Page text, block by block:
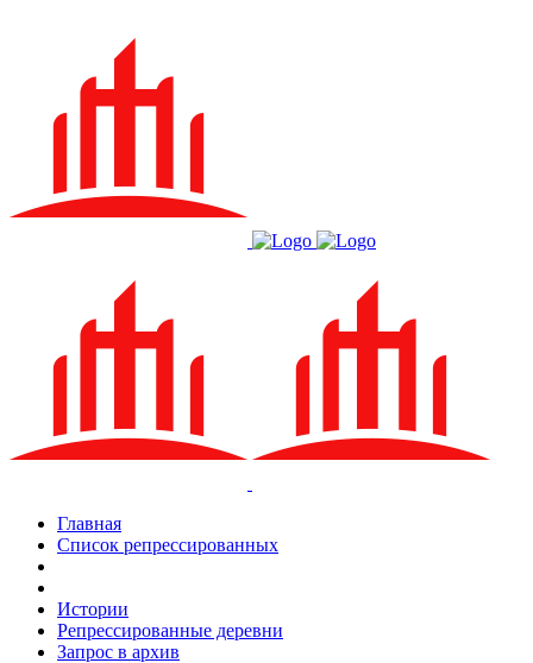
Главная
Список репрессированных
Истории
Репрессированные деревни
Запрос в архив